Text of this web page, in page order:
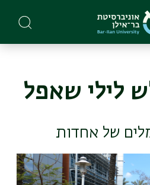
לילי שאפל
של אחדות